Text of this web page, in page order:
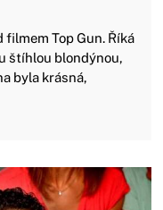
Top Gun. Říká
štíhlou blondýnou,
byla krásná,